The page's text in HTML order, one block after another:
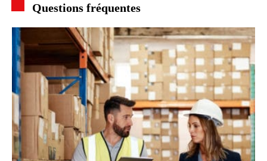
Questions fréquentes